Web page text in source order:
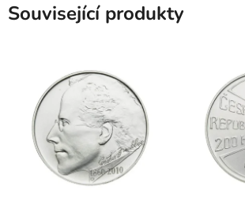
Související produkty